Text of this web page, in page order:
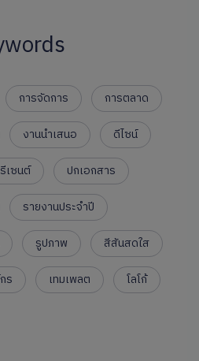
การจัดการ
การตลาด
งานนำเสนอ
ดีไซน์
เซนต์
ปกเอกสาร
รายงานประจำปี
รูปภาพ
สีสันสดใส
ร เทมเพลต โลโก้